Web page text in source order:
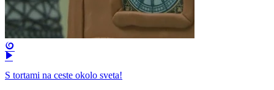
S tortami na ceste okolo sveta!